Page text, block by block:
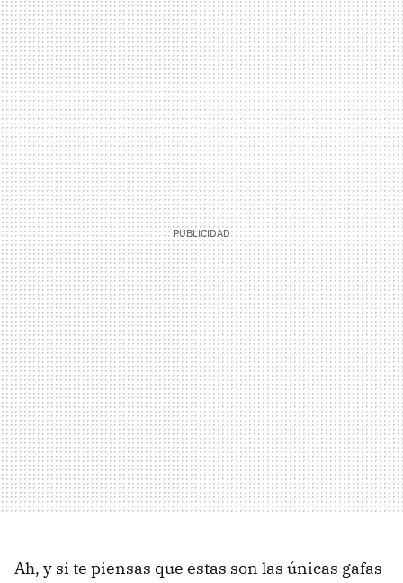
Ah, y si te piensas que estas son las únicas gafas